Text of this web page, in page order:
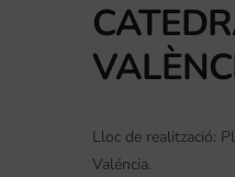
Lloc de realització:
Valéncia.